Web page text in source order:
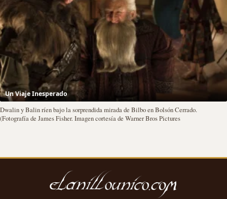
Un Viaje Inesperado
Dwalin y Balin ríen bajo la sorprendida mirada de Bilbo en Bolsón Cerrado.
(Fotografía de James Fisher. Imagen cortesía de Warner Bros Pictures